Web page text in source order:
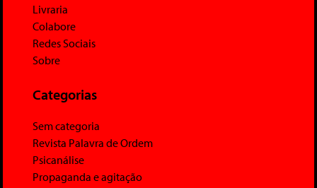
Livraria
Colabore
Redes Sociais
Sobre
Categorias
Sem categoria
Revista Palavra de Ordem
Psicanálise
Propaganda e agitação